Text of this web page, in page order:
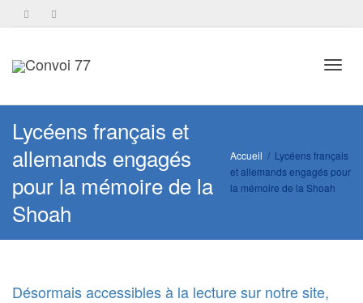
Lycéens français et
allemands engagés
pour la mémoire de la
Shoah
Accueil
Lycéens français
et allemands engagés pour
la mémoire de la Shoah
Désormais accessibles à la lecture sur notre site,